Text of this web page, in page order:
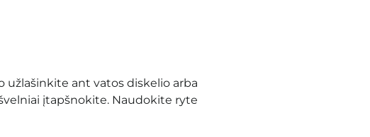
ant vatos diskelio arba
įtapšnokite. Naudokite ryte